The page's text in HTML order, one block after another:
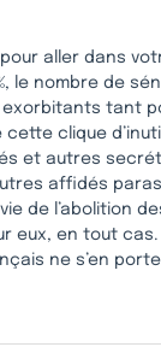
aller dans
le nombre de
exorbitants tant
clique
et autres
affidés
de l’abolition
eux, en tout
ne s’en